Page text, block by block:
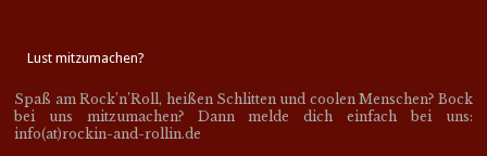
Lust mitzumachen?
Spaß am Rock’n’Roll, heißen Schlitten und coolen Menschen? Bock
bei uns mitzumachen? Dann melde dich einfach bei uns:
info(at)rockin-and-rollin.de